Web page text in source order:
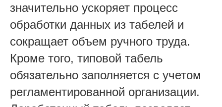
значительно ускоряет процесс
обработки данных из табелей и
сокращает объем ручного труда.
Кроме того, типовой табель
обязательно заполняется с учетом
регламентированной организации.